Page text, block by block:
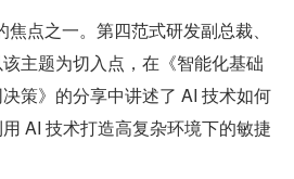
点之一。第四范式研发副总裁、
主题为切入点，在《智能化基础
策》的分享中讲述了 AI 技术如何
AI 技术打造高复杂环境下的敏捷